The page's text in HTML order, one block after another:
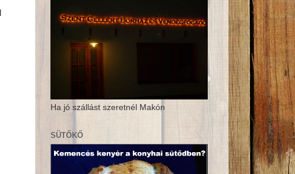
Ha jó szállást szeretnél Makón
SÜTŐKŐ